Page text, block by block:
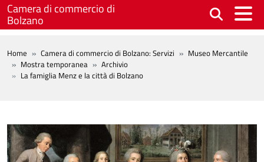
Salta al contenuto principale
Camera di commercio di
Bolzano
BREADCRUMB
Home Camera di commercio di Bolzano: Servizi
Museo Mercantile
Mostra temporanea
Archivio
La famiglia Menz e la città di Bolzano